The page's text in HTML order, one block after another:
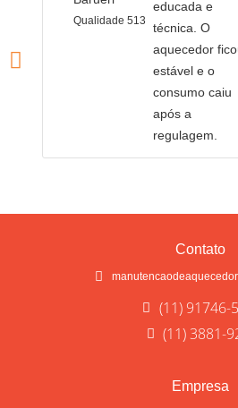
Qualidade 513
educada e
técnica. O
aquecedor
estável e o
consumo caiu
após a
regulagem.
Contato
(11) 91746-
(11) 3881-
Empresa